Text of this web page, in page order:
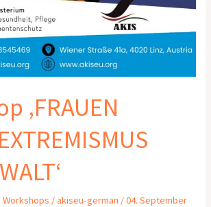
‚FRAUEN
Workshops /akiseu-german /04. September